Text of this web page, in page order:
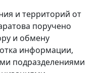
и территорий от
поручено
и обмену
информации,
подразделениями